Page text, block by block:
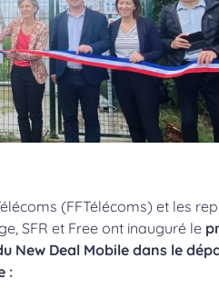
(FFTélécoms) et les
SFR et Free ont inauguré le
New Deal Mobile dans le
: